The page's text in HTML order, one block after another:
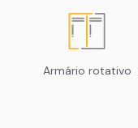
Armário rotativo